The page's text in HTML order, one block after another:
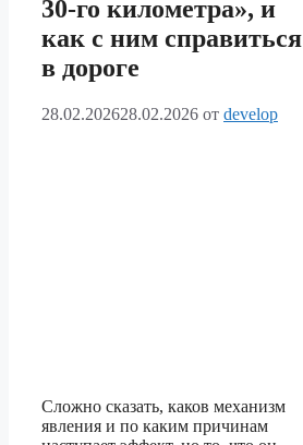
30-го километра», и
как с ним справиться
в дороге
28.02.202628.02.2026 от develop
Сложно сказать, каков механизм
явления и по каким причинам